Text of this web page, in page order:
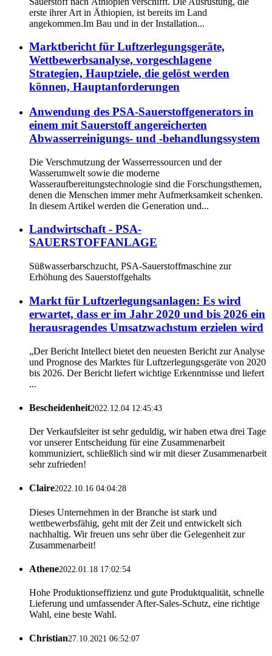
erste ihrer Art in Äthiopien, ist bereits im Land
angekommen.Im Bau und in der Installation...
Marktbericht für Luftzerlegungsgeräte,
Wettbewerbsanalyse, vorgeschlagene
Strategien, Hauptziele, die gelöst werden
können, Hauptanforderungen
Anwendung des PSA-Sauerstoffgenerators in
einem mit Sauerstoff angereicherten
Abwasserreinigungs- und -behandlungssystem
Die Verschmutzung der Wasserressourcen und der
Wasserumwelt sowie die moderne
Wasseraufbereitungstechnologie sind die Forschungsthemen,
denen die Menschen immer mehr Aufmerksamkeit schenken.
In diesem Artikel werden die Generation und...
Landwirtschaft - PSA-
SAUERSTOFFANLAGE
Süßwasserbarschzucht, PSA-Sauerstoffmaschine zur
Erhöhung des Sauerstoffgehalts
Markt für Luftzerlegungsanlagen: Es wird
erwartet, dass er im Jahr 2020 und bis 2026 ein
herausragendes Umsatzwachstum erzielen wird
„Der Bericht Intellect bietet den neuesten Bericht zur Analyse
und Prognose des Marktes für Luftzerlegungsgeräte von 2020
bis 2026. Der Bericht liefert wichtige Erkenntnisse und liefert
...
Bescheidenheit2022.12.04 12:45:43
Der Verkaufsleiter ist sehr geduldig, wir haben etwa drei Tage
vor unserer Entscheidung für eine Zusammenarbeit
kommuniziert, schließlich sind wir mit dieser Zusammenarbeit
sehr zufrieden!
Claire2022.10.16 04:04:28
Dieses Unternehmen in der Branche ist stark und
wettbewerbsfähig, geht mit der Zeit und entwickelt sich
nachhaltig. Wir freuen uns sehr über die Gelegenheit zur
Zusammenarbeit!
Athene2022.01.18 17:02:54
Hohe Produktionseffizienz und gute Produktqualität, schnelle
Lieferung und umfassender After-Sales-Schutz, eine richtige
Wahl, eine beste Wahl.
Christian27.10.2021 06:52:07